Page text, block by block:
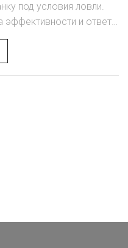
под условия ловли.
эффективности и ответы